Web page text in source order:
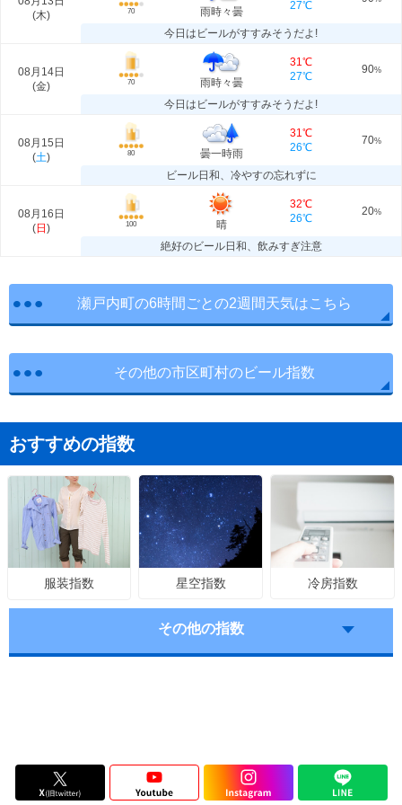
(木) 70 雨時々曇 27℃
今日はビールがすすみそうだよ!
08月14日
(金) 70 雨時々曇
31℃
27℃
90%
今日はビールがすすみそうだよ!
08月15日
(土) 80 曇一時雨
31℃
26℃
70%
ビール日和、冷やすの忘れずに
08月16日
(日 ) 100 晴
32℃
26℃
20%
絶好のビール日和、飲みすぎ注意
瀬戸内町の6時間ごとの2週間天気はこちら
その他の市区町村のビール指数
おすすめの指数
服装指数 星空指数 冷房指数
その他の指数